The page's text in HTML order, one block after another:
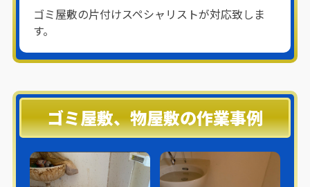
ゴミ屋敷の片付けスペシャリストが対応致しま
す。
ゴミ屋敷、物屋敷の作業事例